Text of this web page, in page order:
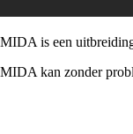
MIDA is een
MIDA kan zonder